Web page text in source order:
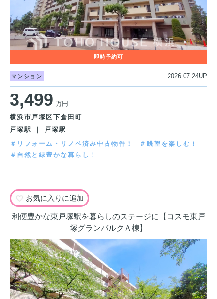
マンション 2026.07.24UP
3,499 万円
横浜市戸塚区下倉田町
戸塚駅 ｜ 戸塚駅
＃リフォーム・リノベ済み中古物件！
＃眺望を楽しむ！
＃自然と緑豊かな暮らし！
お気に入りに追加
利便豊かな東戸塚駅を暮らしのステージに【コスモ東戸
塚グランパルクＡ棟】